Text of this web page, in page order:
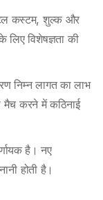
कस्टम, शुल्क और
लिए विशेषज्ञता की
निम्न लागत का लाभ
मैच करने में कठिनाई
है। नए
होती है।